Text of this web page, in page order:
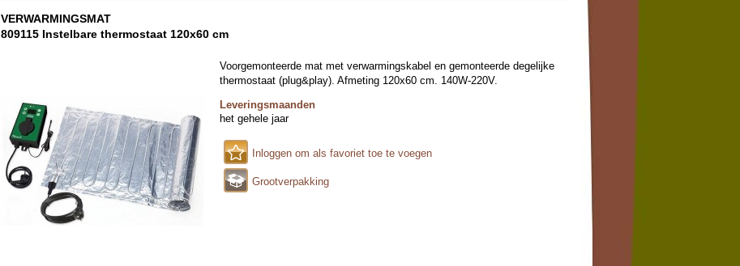
VERWARMINGSMAT
809115 Instelbare thermostaat 120x60 cm
Voorgemonteerde mat met verwarmingskabel en gemonteerde degelijke
thermostaat (plug&play). Afmeting 120x60 cm. 140W-220V.
Leveringsmaanden
het gehele jaar
Inloggen om als favoriet toe te voegen
Grootverpakking